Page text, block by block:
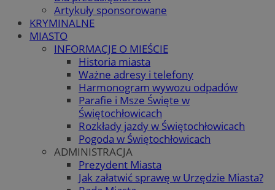
Artykuły sponsorowane
KRYMINALNE
MIASTO
INFORMACJE O MIEŚCIE
Historia miasta
Ważne adresy i telefony
Harmonogram wywozu odpadów
Parafie i Msze Święte w
Świętochłowicach
Rozkłady jazdy w Świętochłowicach
Pogoda w Świętochłowicach
ADMINISTRACJA
Prezydent Miasta
Jak załatwić sprawę w Urzędzie Miasta?